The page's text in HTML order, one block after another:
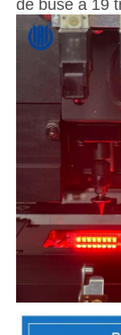
de buse à 19